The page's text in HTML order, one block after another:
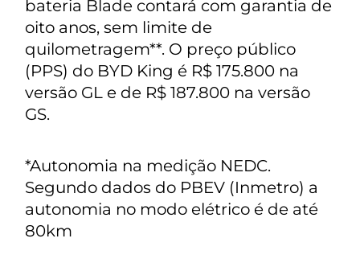
bateria Blade contará com garantia de
oito anos, sem limite de
quilometragem**. O preço público
(PPS) do BYD King é R$ 175.800 na
versão GL e de R$ 187.800 na versão
GS.
*Autonomia na medição NEDC.
Segundo dados do PBEV (Inmetro) a
autonomia no modo elétrico é de até
80km